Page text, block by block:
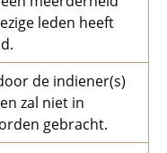
leden heeft
de indiener(s)
zal niet in
gebracht.